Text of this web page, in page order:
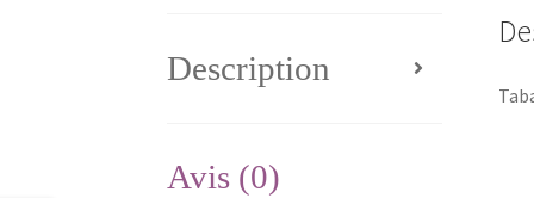
Description
Avis (0)